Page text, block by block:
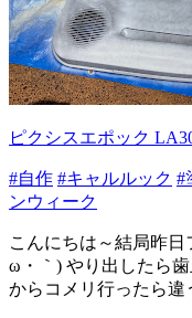
ピクシスエポック
#自作 #キャルルック #
ンウィーク
こんにちは～結局昨日
ω・｀) やり出したら
からコメリ行ったら違